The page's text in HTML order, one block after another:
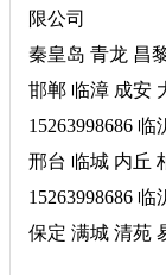
限公司
秦皇岛 青龙 昌
邯郸 临漳 成安
15263998686
邢台 临城 内丘
15263998686
保定 满城 清苑